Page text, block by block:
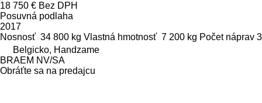
18 750 € Bez DPH
Posuvná podlaha
2017
Nosnosť 34 800 kg Vlastná hmotnosť 7 200 kg Počet náprav 3
Belgicko, Handzame
BRAEM NV/SA
Obráťte sa na predajcu